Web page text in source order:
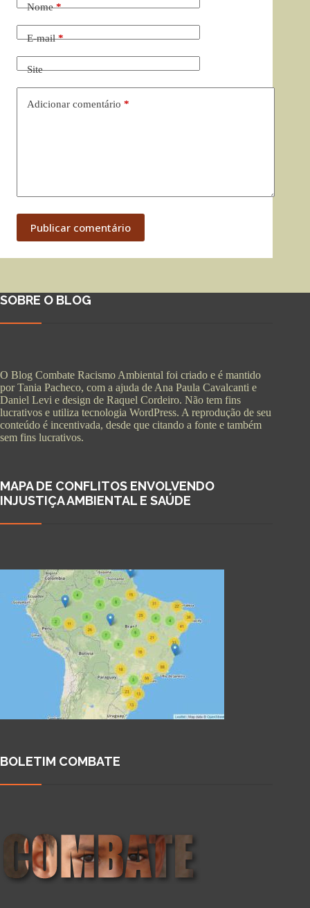
Nome*
E-mail*
Site
Adicionar comentário *
Publicar comentário
SOBRE O BLOG
O Blog Combate Racismo Ambiental foi criado e é mantido
por Tania Pacheco, com a ajuda de Ana Paula Cavalcanti e
Daniel Levi e design de Raquel Cordeiro. Não tem fins
lucrativos e utiliza tecnologia WordPress. A reprodução de seu
conteúdo é incentivada, desde que citando a fonte e também
sem fins lucrativos.
MAPA DE CONFLITOS ENVOLVENDO
INJUSTIÇA AMBIENTAL E SAÚDE
BOLETIM COMBATE